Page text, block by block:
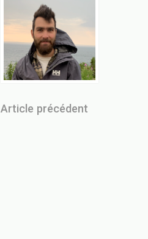
Article précédent